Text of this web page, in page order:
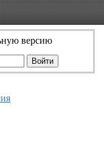
версию